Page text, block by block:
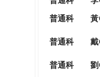
普通科
普通科
普通科